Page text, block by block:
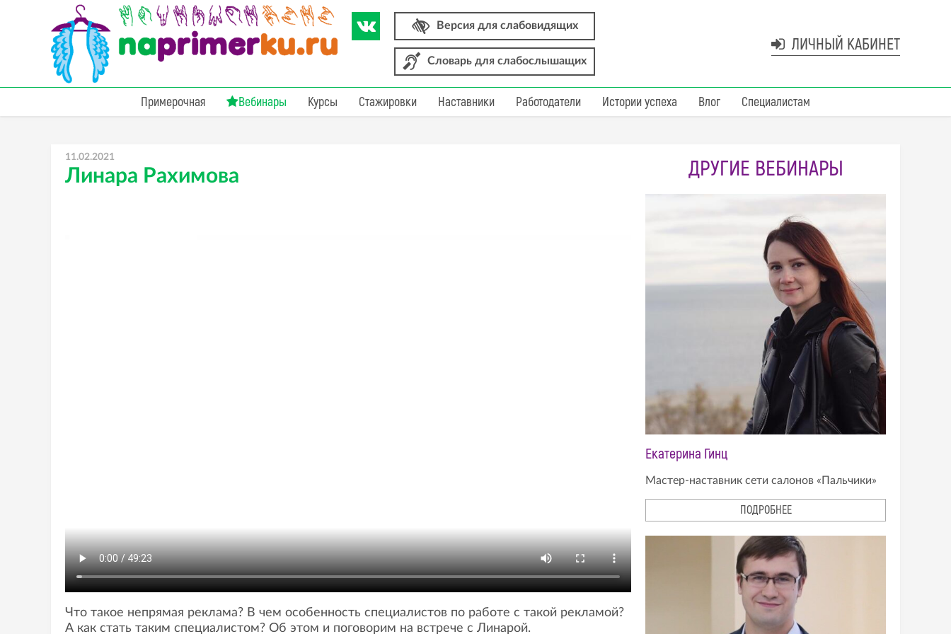
Версия для слабовидящих
Словарь для слабослышащих
ЛИЧНЫЙ КАБИНЕТ
Примерочная Вебинары Курсы Стажировки Наставники Работодатели Истории успеха Влог Специалистам
11.02.2021
Линара Рахимова
Что такое непрямая реклама? В чем особенность специалистов по работе с такой рекламой?
А как стать таким специалистом? Об этом и поговорим на встрече с Линарой.
ДРУГИЕ ВЕБИНАРЫ
Екатерина Гинц
Мастер-наставник сети салонов «Пальчики»
ПОДРОБНЕЕ